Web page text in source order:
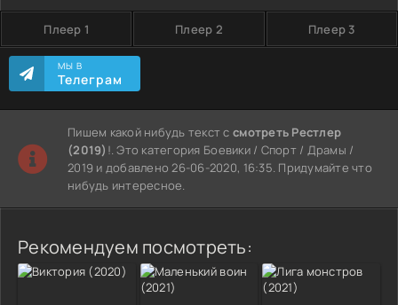
Плеер 1 Плеер 2 Плеер 3
МЫ В
Телеграм
Пишем какой нибудь текст ссмотреть Рестлер
(2019) !. Это категория Боевики / Спорт / Драмы /
2019 и добавлено 26-06-2020, 16:35. Придумайте что
нибудь интересное.
Рекомендуем посмотреть: